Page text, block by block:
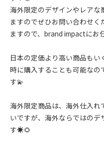
海外限定のデザインやレアな
ますのでぜひお問い合わせく
ますので、brand impactにお
日本の定価より高い商品もい
時に購入することも可能なの
す💫
海外限定商品は、海外仕入
いですが、海外ならではの
す☀️🌻